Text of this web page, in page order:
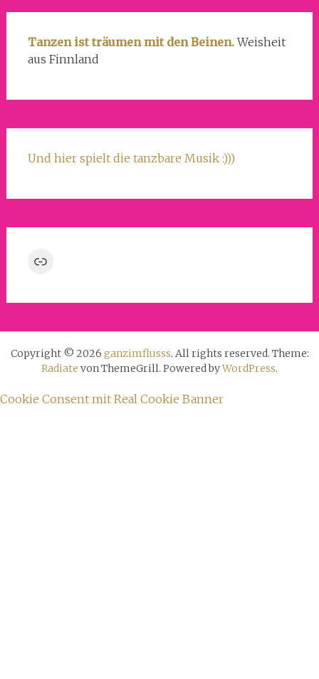
Tanzen ist träumen mit den Beinen. Weisheit
aus Finnland
Und hier spielt die tanzbare Musik :)))
Link
Copyright © 2026 ganzimflusss. All rights reserved. Theme:
Radiate von ThemeGrill. Powered byWordPress.
Cookie Consent mit Real Cookie Banner